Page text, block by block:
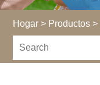
Hogar > Productos >